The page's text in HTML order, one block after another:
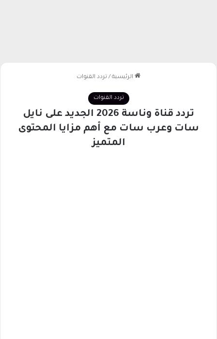
الرئيسية / تردد القنوات
تردد القنوات
تردد قناة وناسة 2026 الجديد على نايل
سات وعرب سات مع أهم مزايا المحتوى
المتميز